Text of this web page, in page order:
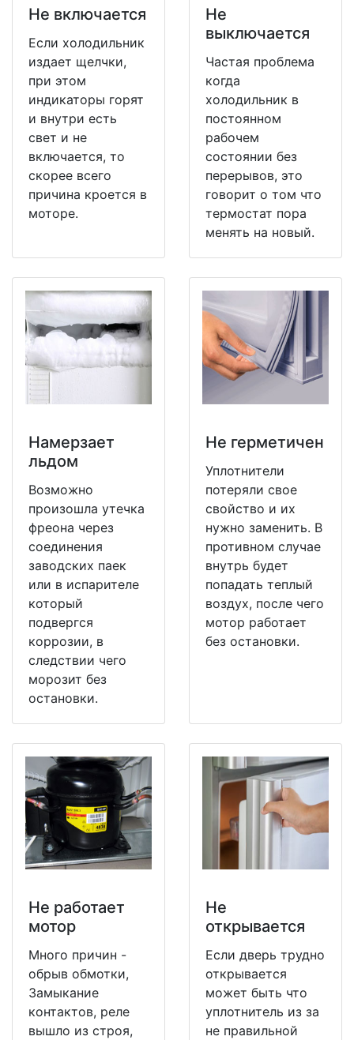
Не включается
Если холодильник
издает щелчки,
при этом
индикаторы горят
и внутри есть
свет и не
включается, то
скорее всего
причина кроется в
моторе.
Не
выключается
Частая проблема
когда
холодильник в
постоянном
рабочем
состоянии без
перерывов, это
говорит о том что
термостат пора
менять на новый.
Намерзает
льдом
Возможно
произошла утечка
фреона через
соединения
заводских паек
или в испарителе
который
подвергся
коррозии, в
следствии чего
морозит без
остановки.
Не герметичен
Уплотнители
потеряли свое
свойство и их
нужно заменить. В
противном случае
внутрь будет
попадать теплый
воздух, после чего
мотор работает
без остановки.
Не работает
мотор
Много причин -
обрыв обмотки,
Замыкание
контактов, реле
вышло из строя,
Не
открывается
Если дверь трудно
открывается
может быть что
уплотнитель из за
не правильной